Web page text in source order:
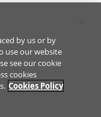
2026
Cookies
by us or by
use our website
see our cookie
cookies
Cookies Policy